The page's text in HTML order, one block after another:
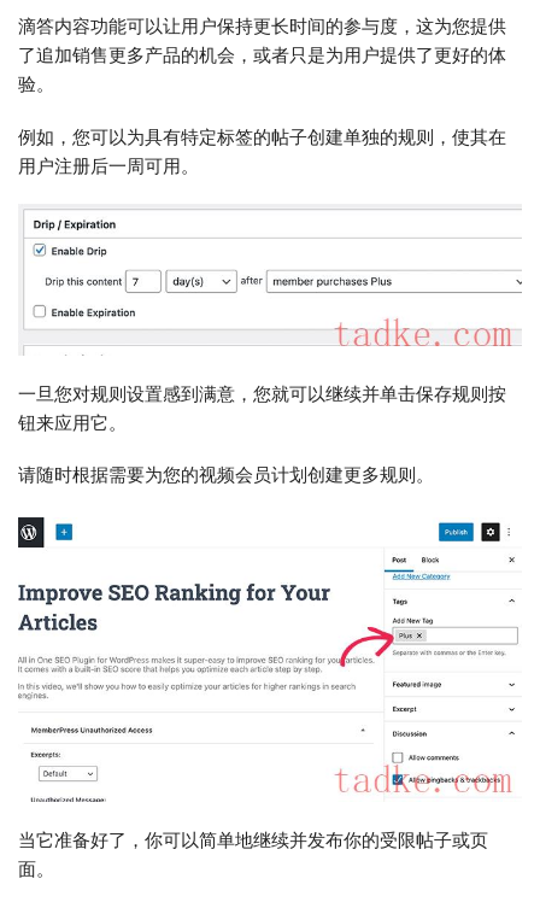
滴答内容功能可以让用户保持更长时间的参与度，这为您提供
了追加销售更多产品的机会，或者只是为用户提供了更好的体
验。
例如，您可以为具有特定标签的帖子创建单独的规则，使其在
用户注册后一周可用。
一旦您对规则设置感到满意，您就可以继续并单击保存规则按
钮来应用它。
请随时根据需要为您的视频会员计划创建更多规则。
当它准备好了，你可以简单地继续并发布你的受限帖子或页
面。